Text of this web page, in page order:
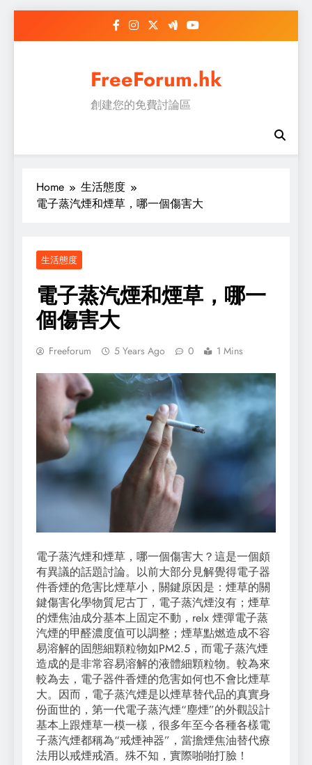
FreeForum.hk
創建您的免費討論區
Home
生活態度
電子蒸汽煙和煙草，哪一個傷害大
生活態度
電子蒸汽煙和煙草，哪一
個傷害大
Freeforum 5 Years Ago 0 1 Mins
電子蒸汽煙和煙草，哪一個傷害大？這是一個頗
有異議的話題討論。以前大部分見解覺得電子器
件香煙的危害比煙草小，關鍵原因是：煙草的關
鍵傷害化學物質尼古丁，電子蒸汽煙沒有；煙草
的煙焦油成分基本上固定不動，relx 煙彈電子蒸
汽煙的甲醛濃度值可以調整；煙草點燃造成不容
易溶解的固態細顆粒物如PM2.5，而電子蒸汽煙
造成的是非常容易溶解的液體細顆粒物。較為來
較為去，電子器件香煙的危害如何也不會比煙草
大。因而，電子蒸汽煙是以煙草替代品的真實身
份面世的，第一代電子蒸汽煙“塵煙”的外觀設計
基本上跟煙草一模一樣，很多年至今各種各樣電
子蒸汽煙都稱為“戒煙神器”，當擔煙焦油替代療
法用以戒煙戒酒。殊不知，實際啪啪打臉！